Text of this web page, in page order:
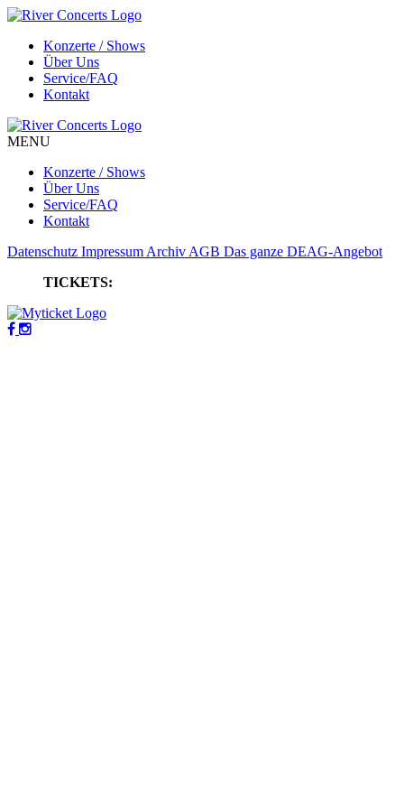
Konzerte / Shows
Über Uns
Service/FAQ
Kontakt
MENU
Konzerte / Shows
Über Uns
Service/FAQ
Kontakt
Datenschutz Impressum Archiv AGB Das ganze DEAG-Angebot
TICKETS: